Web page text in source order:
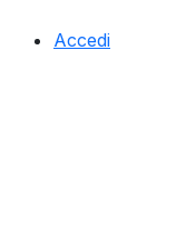
Accedi